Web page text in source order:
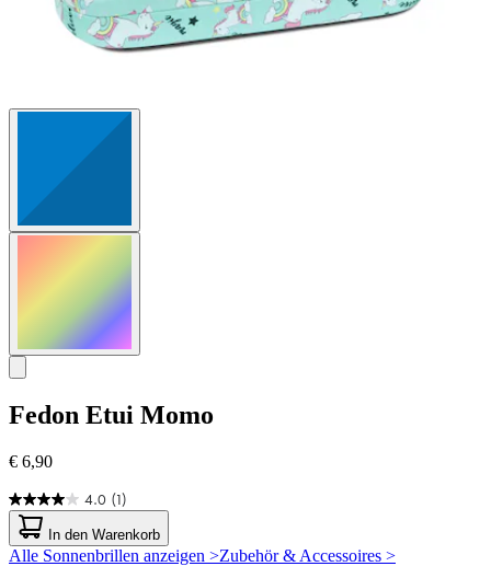
Fedon Etui Momo
€ 6,90
4.0 (1)
4.0
von
5
Sternen.
In den Warenkorb
Alle Sonnenbrillen anzeigen >Zubehör & Accessoires >